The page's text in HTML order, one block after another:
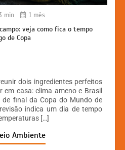
min 1 mês
veja como fica o tempo
de Copa
p
y
Li
n
dois ingredientes perfeitos
em casa: clima ameno e Brasil
final da Copa do Mundo de
indica um dia de tempo
[…]
Ambiente